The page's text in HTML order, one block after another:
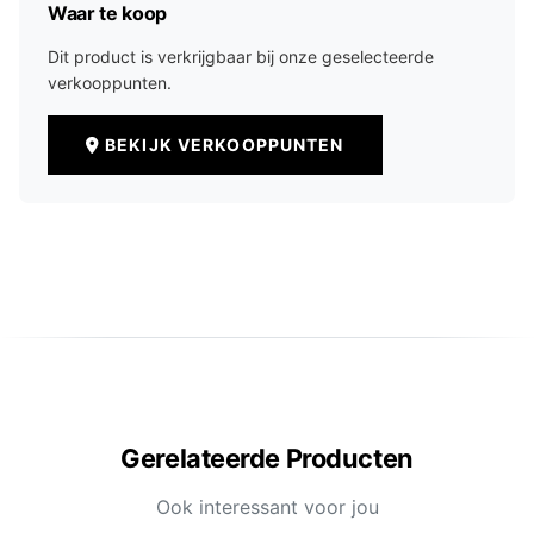
Waar te koop
Dit product is verkrijgbaar bij onze geselecteerde
verkooppunten.
BEKIJK VERKOOPPUNTEN
Gerelateerde Producten
Ook interessant voor jou